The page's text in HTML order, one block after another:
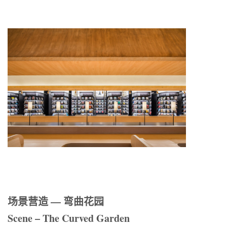
场景营造 — 弯曲花园
Scene – The Curved Garden